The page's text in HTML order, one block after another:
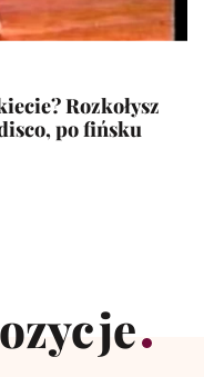
Rozkołysz
po fińsku